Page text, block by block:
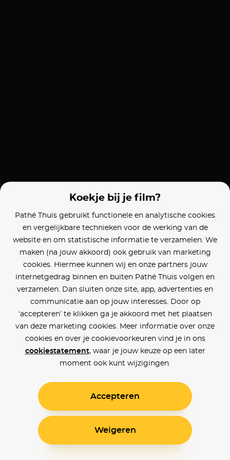
Koekje bij je film?
Pathé Thuis gebruikt functionele en analytische cookies
en vergelijkbare technieken voor de werking van de
website en om statistische informatie te verzamelen. We
maken (na jouw akkoord) ook gebruik van marketing
cookies. Hiermee kunnen wij en onze partners jouw
internetgedrag binnen en buiten Pathé Thuis volgen en
verzamelen. Dan sluiten onze site, app, advertenties en
communicatie aan op jouw interesses. Door op
‘accepteren’ te klikken ga je akkoord met het plaatsen
van deze marketing cookies. Meer informatie over onze
cookies en over je cookievoorkeuren vind je in ons
cookiestatement, waar je jouw keuze op een later
moment ook kunt wijzigingen.
Accepteren
Weigeren